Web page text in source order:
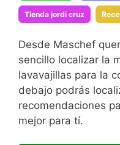
Tienda jordi cruz
Desde Maschef
sencillo localizar la
lavavajillas para la
debajo podrás
recomendaciones
mejor para tí.